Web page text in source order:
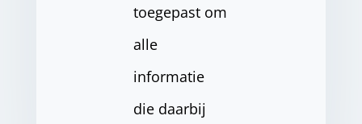
toegepast om
alle
informatie
die daarbij